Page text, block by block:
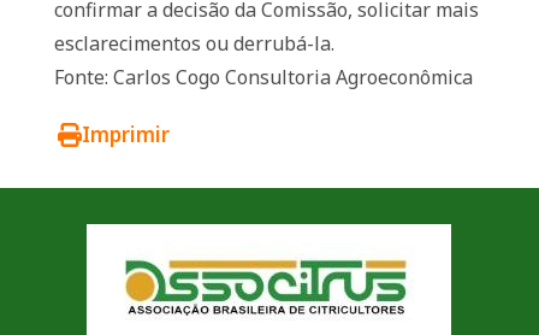
confirmar a decisão da Comissão, solicitar mais
esclarecimentos ou derrubá-la.
Fonte: Carlos Cogo Consultoria Agroeconômica
Imprimir